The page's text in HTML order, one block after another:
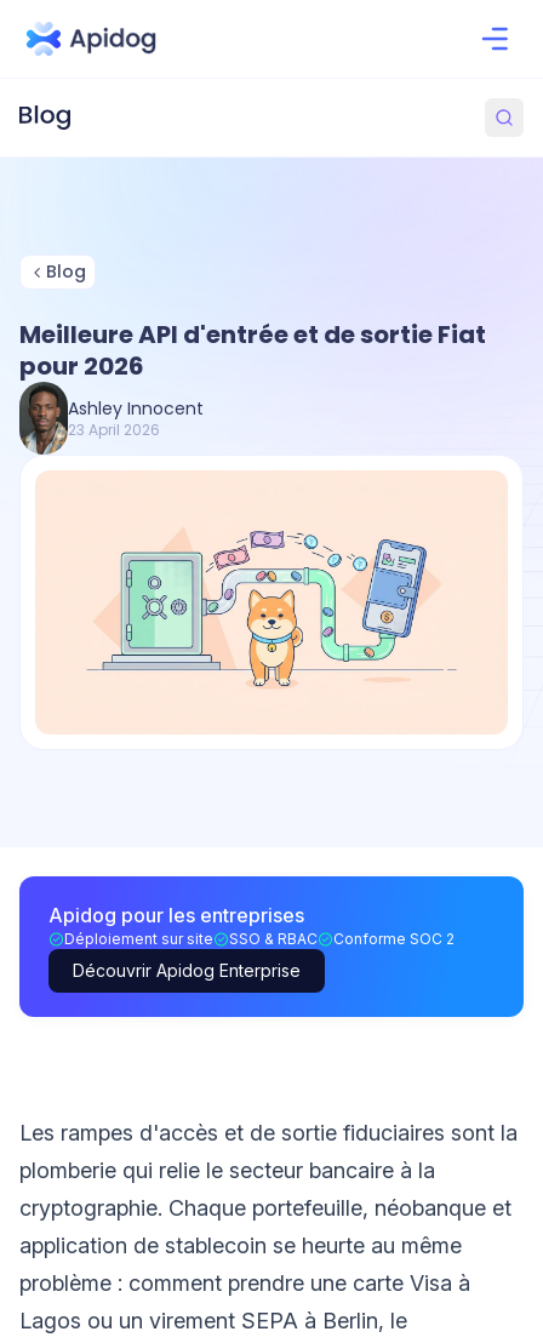
Blog
Meilleure API d'entrée et de sortie Fiat
pour 2026
Ashley Innocent
23 April 2026
Apidog pour les entreprises
Déploiement sur site SSO & RBAC Conforme SOC 2
Découvrir Apidog Enterprise
Les rampes d'accès et de sortie fiduciaires sont la
plomberie qui relie le secteur bancaire à la
cryptographie. Chaque portefeuille, néobanque et
application de stablecoin se heurte au même
problème : comment prendre une carte Visa à
Lagos ou un virement SEPA à Berlin, le